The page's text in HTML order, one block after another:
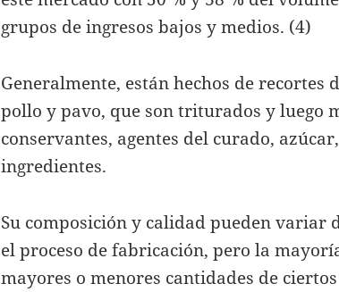
grupos de ingresos bajos y medios. (4)
Generalmente, están hechos de recortes
pollo y pavo, que son triturados y luego
conservantes, agentes del curado,
ingredientes.
Su composición y calidad pueden variar
el proceso de fabricación, pero la
mayores o menores cantidades de